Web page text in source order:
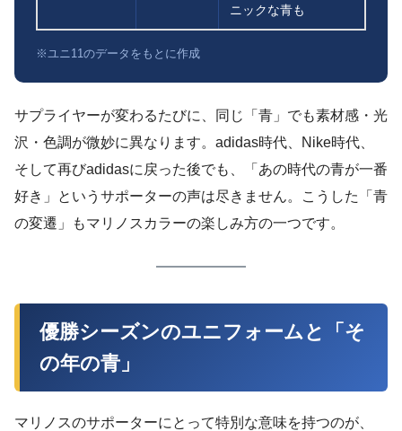
ニックな青も
※ユニ11のデータをもとに作成
サプライヤーが変わるたびに、同じ「青」でも素材感・光
沢・色調が微妙に異なります。adidas時代、Nike時代、
そして再びadidasに戻った後でも、「あの時代の青が一番
好き」というサポーターの声は尽きません。こうした「青
の変遷」もマリノスカラーの楽しみ方の一つです。
優勝シーズンのユニフォームと「そ
の年の青」
マリノスのサポーターにとって特別な意味を持つのが、